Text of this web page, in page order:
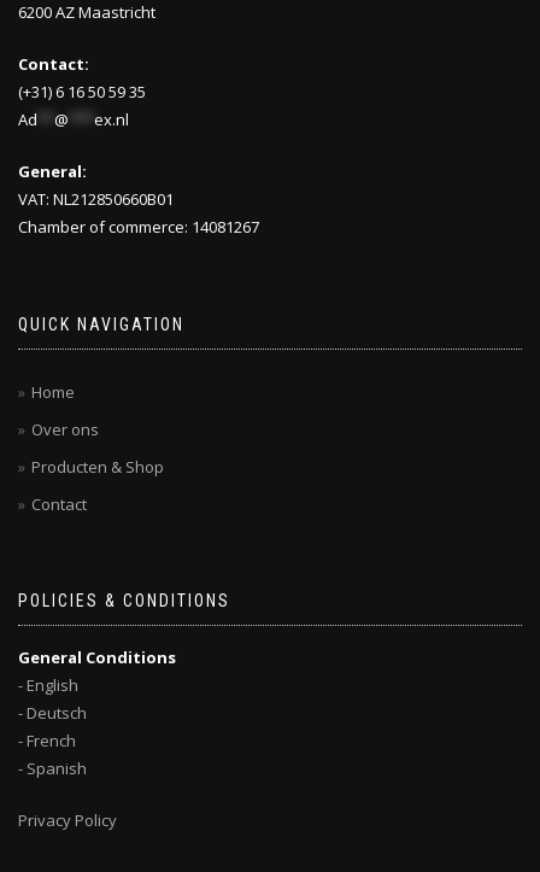
6200 AZ Maastricht
Contact:
(+31) 6 16 50 59 35
Ad
@ ex.nl
General:
VAT: NL212850660B01
Chamber of commerce: 14081267
QUICK NAVIGATION
Home
Over ons
Producten & Shop
Contact
POLICIES & CONDITIONS
General Conditions
- English
- Deutsch
- French
- Spanish
Privacy Policy